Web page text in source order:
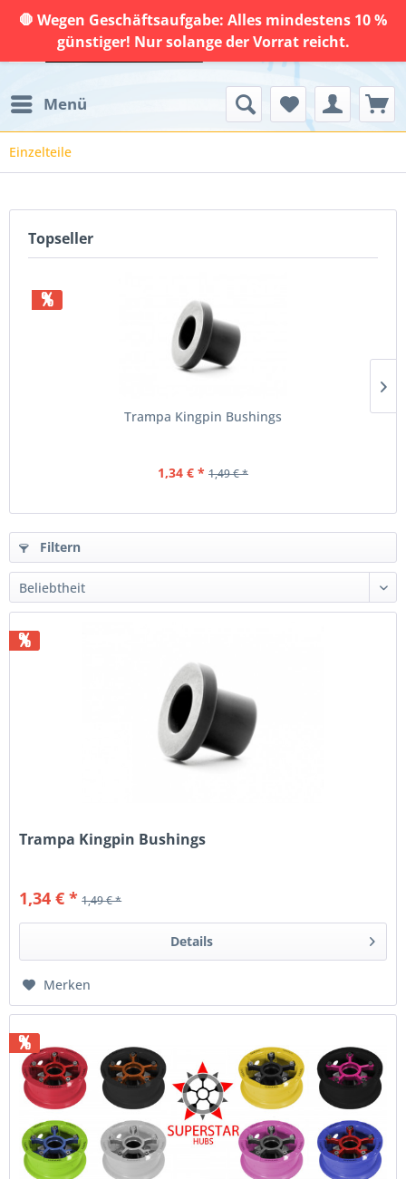
🛑 Wegen Geschäftsaufgabe: Alles mindestens 10 %
günstiger! Nur solange der Vorrat reicht.
Menü
Einzelteile
Topseller
%
Trampa Kingpin Bushings
1,34 € * 1,49 € *
Filtern
%
Trampa Kingpin Bushings
1,34 € * 1,49 € *
Details
Merken
%